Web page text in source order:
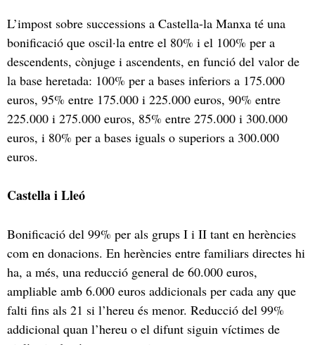
L’impost sobre successions a Castella-la Manxa té una
bonificació que oscil·la entre el 80% i el 100% per a
descendents, cònjuge i ascendents, en funció del valor de
la base heretada: 100% per a bases inferiors a 175.000
euros, 95% entre 175.000 i 225.000 euros, 90% entre
225.000 i 275.000 euros, 85% entre 275.000 i 300.000
euros, i 80% per a bases iguals o superiors a 300.000
euros.
Castella i Lleó
Bonificació del 99% per als grups I i II tant en herències
com en donacions. En herències entre familiars directes hi
ha, a més, una reducció general de 60.000 euros,
ampliable amb 6.000 euros addicionals per cada any que
falti fins als 21 si l’hereu és menor. Reducció del 99%
addicional quan l’hereu o el difunt siguin víctimes de